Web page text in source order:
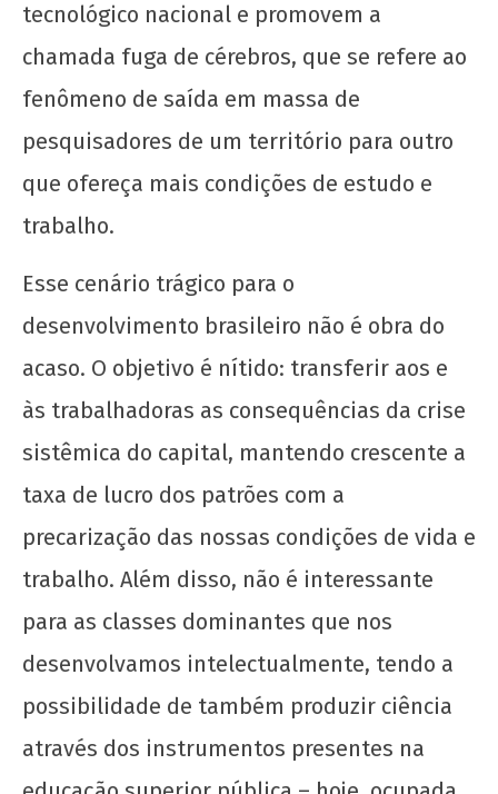
tecnológico nacional e promovem a
chamada fuga de cérebros, que se refere ao
fenômeno de saída em massa de
pesquisadores de um território para outro
que ofereça mais condições de estudo e
trabalho.
Esse cenário trágico para o
desenvolvimento brasileiro não é obra do
acaso. O objetivo é nítido: transferir aos e
às trabalhadoras as consequências da crise
sistêmica do capital, mantendo crescente a
taxa de lucro dos patrões com a
precarização das nossas condições de vida e
trabalho. Além disso, não é interessante
para as classes dominantes que nos
desenvolvamos intelectualmente, tendo a
possibilidade de também produzir ciência
através dos instrumentos presentes na